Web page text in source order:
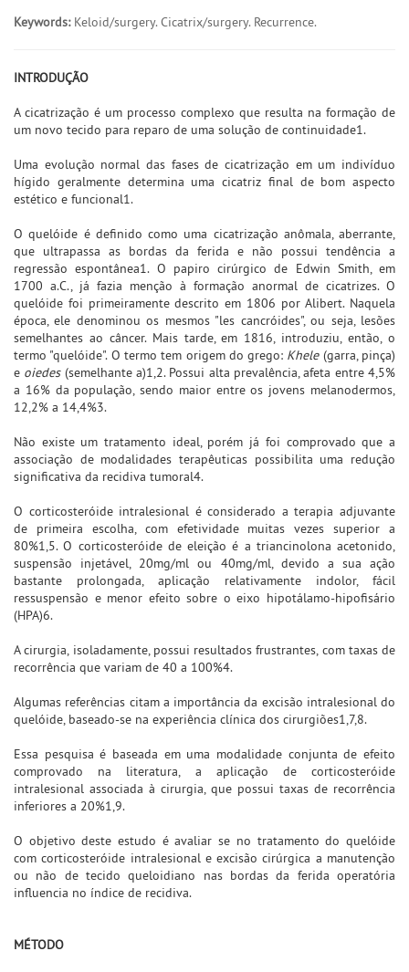
Keywords:Keloid/surgery. Cicatrix/surgery. Recurrence.
INTRODUÇÃO
A cicatrização é um processo complexo que resulta na formação de
um novo tecido para reparo de uma solução de continuidade1.
Uma evolução normal das fases de cicatrização em um indivíduo
hígido geralmente determina uma cicatriz final de bom aspecto
estético e funcional1.
O quelóide é definido como uma cicatrização anômala, aberrante,
que ultrapassa as bordas da ferida e não possui tendência a
regressão espontânea1. O papiro cirúrgico de Edwin Smith, em
1700 a.C., já fazia menção à formação anormal de cicatrizes. O
quelóide foi primeiramente descrito em 1806 por Alibert. Naquela
época, ele denominou os mesmos "les cancróides", ou seja, lesões
semelhantes ao câncer. Mais tarde, em 1816, introduziu, então, o
termo "quelóide". O termo tem origem do grego: Khele(garra, pinça)
e oiedes(semelhante a)1,2. Possui alta prevalência, afeta entre 4,5%
a 16% da população, sendo maior entre os jovens melanodermos,
12,2% a 14,4%3.
Não existe um tratamento ideal, porém já foi comprovado que a
associação de modalidades terapêuticas possibilita uma redução
significativa da recidiva tumoral4.
O corticosteróide intralesional é considerado a terapia adjuvante
de primeira escolha, com efetividade muitas vezes superior a
80%1,5. O corticosteróide de eleição é a triancinolona acetonido,
suspensão injetável, 20mg/ml ou 40mg/ml, devido a sua ação
bastante prolongada, aplicação relativamente indolor, fácil
ressuspensão e menor efeito sobre o eixo hipotálamo-hipofisário
(HPA)6.
A cirurgia, isoladamente, possui resultados frustrantes, com taxas de
recorrência que variam de 40 a 100%4.
Algumas referências citam a importância da excisão intralesional do
quelóide, baseado-se na experiência clínica dos cirurgiões1,7,8.
Essa pesquisa é baseada em uma modalidade conjunta de efeito
comprovado na literatura, a aplicação de corticosteróide
intralesional associada à cirurgia, que possui taxas de recorrência
inferiores a 20%1,9.
O objetivo deste estudo é avaliar se no tratamento do quelóide
com corticosteróide intralesional e excisão cirúrgica a manutenção
ou não de tecido queloidiano nas bordas da ferida operatória
influencia no índice de recidiva.
MÉTODO